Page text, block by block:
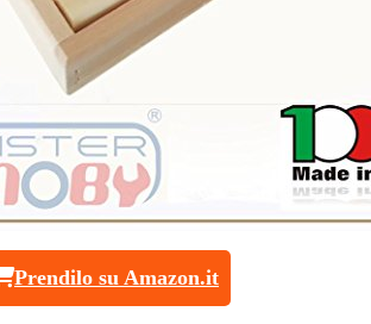
Prendilo su Amazon.it